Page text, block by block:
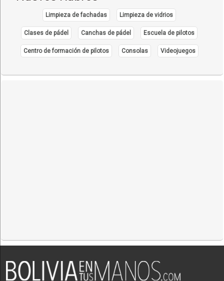
Ingeniería Eléctrica
Ingeniería Estructural
Ingeniería: Estudios y Proyectos
Limpieza de fachadas Limpieza de vidrios
Clases de pádel Canchas de pádel Escuela de pilotos
Centro de formación de pilotos Consolas Videojuegos